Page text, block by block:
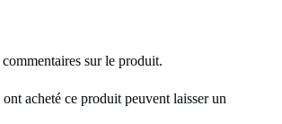
sur le produit.
acheté ce produit peuvent laisser un